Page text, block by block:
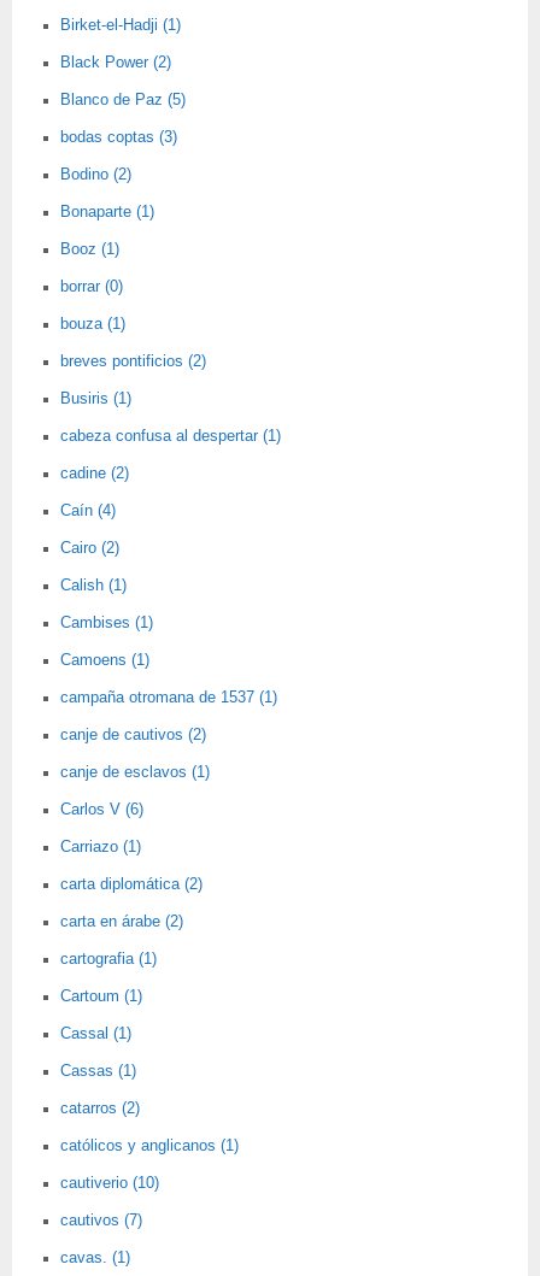
Birket-el-Hadji (1)
Black Power (2)
Blanco de Paz (5)
bodas coptas (3)
Bodino (2)
Bonaparte (1)
Booz (1)
borrar (0)
bouza (1)
breves pontificios (2)
Busiris (1)
cabeza confusa al despertar (1)
cadine (2)
Caín (4)
Cairo (2)
Calish (1)
Cambises (1)
Camoens (1)
campaña otromana de 1537 (1)
canje de cautivos (2)
canje de esclavos (1)
Carlos V (6)
Carriazo (1)
carta diplomática (2)
carta en árabe (2)
cartografia (1)
Cartoum (1)
Cassal (1)
Cassas (1)
catarros (2)
católicos y anglicanos (1)
cautiverio (10)
cautivos (7)
cavas. (1)